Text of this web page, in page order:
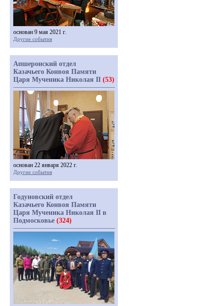
основан 9 мая 2021 г.
Другие события
Апшеронский отдел
Казачьего Конвоя Памяти
Царя Мученика Николая II (53)
основан 22 января 2022 г.
Другие события
Годуновский отдел
Казачьего Конвоя Памяти
Царя Мученика Николая II в
Подмосковье (324)